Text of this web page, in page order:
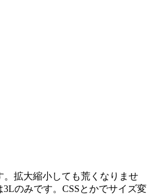
。拡大縮小しても荒くなりませ
のみです。CSSとかでサイズ変